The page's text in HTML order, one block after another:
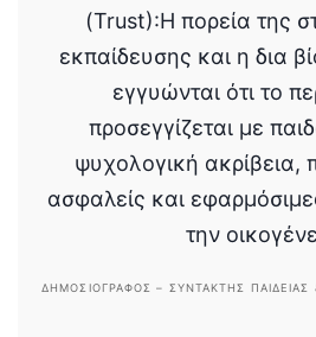
(Trust):Η πορεία της
εκπαίδευσης και η δια
εγγυώνται ότι το
προσεγγίζεται με
ψυχολογική ακρίβεια,
ασφαλείς και
την
ΔΗΜΟΣΙΟΓΡΆΦΟΣ – ΣΥΝΤΆΚΤΗΣ ΠΑΙΔΕΊΑΣ